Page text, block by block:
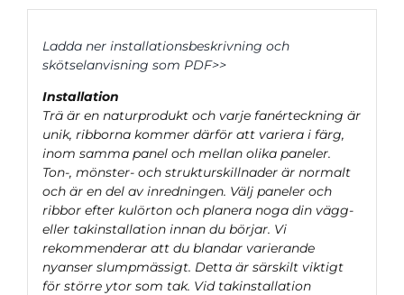
Ladda ner installationsbeskrivning och
skötselanvisning som PDF>>
Installation
Trä är en naturprodukt och varje fanérteckning är
unik, ribborna kommer därför att variera i färg,
inom samma panel och mellan olika paneler.
Ton-, mönster- och strukturskillnader är normalt
och är en del av inredningen. Välj paneler och
ribbor efter kulörton och planera noga din vägg-
eller takinstallation innan du börjar. Vi
rekommenderar att du blandar varierande
nyanser slumpmässigt. Detta är särskilt viktigt
för större ytor som tak. Vid takinstallation